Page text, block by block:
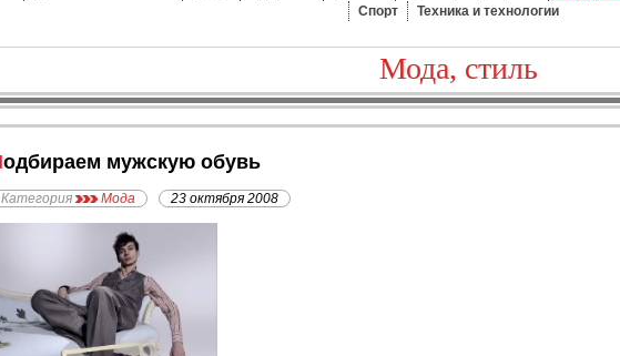
Спорт
Техника и технологии
Мода, стиль
Подбираем мужскую обувь
Категория Мода 23 октября 2008